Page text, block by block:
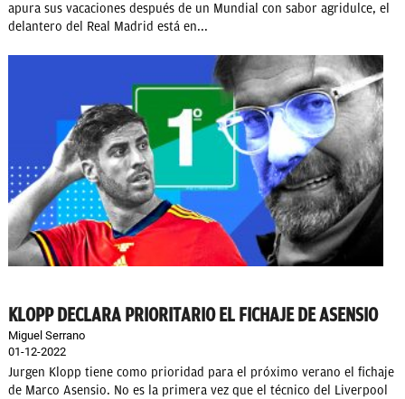
apura sus vacaciones después de un Mundial con sabor agridulce, el
delantero del Real Madrid está en...
KLOPP DECLARA PRIORITARIO EL FICHAJE DE ASENSIO
Miguel Serrano
01-12-2022
Jurgen Klopp tiene como prioridad para el próximo verano el fichaje
de Marco Asensio. No es la primera vez que el técnico del Liverpool